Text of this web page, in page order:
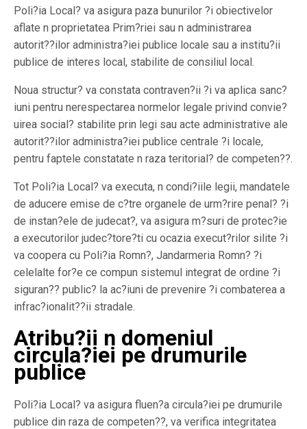
Poli?ia Local? va asigura paza bunurilor ?i obiectivelor
aflate n proprietatea Prim?riei sau n administrarea
autorit??ilor administra?iei publice locale sau a institu?ii
publice de interes local, stabilite de consiliul local.
Noua structur? va constata contraven?ii ?i va aplica sanc?
iuni pentru nerespectarea normelor legale privind convie?
uirea social? stabilite prin legi sau acte administrative ale
autorit??ilor administra?iei publice centrale ?i locale,
pentru faptele constatate n raza teritorial? de competen??.
Tot Poli?ia Local? va executa, n condi?iile legii, mandatele
de aducere emise de c?tre organele de urm?rire penal? ?i
de instan?ele de judecat?, va asigura m?suri de protec?ie
a executorilor judec?tore?ti cu ocazia execut?rilor silite ?i
va coopera cu Poli?ia Romn?, Jandarmeria Romn? ?i
celelalte for?e ce compun sistemul integrat de ordine ?i
siguran?? public? la ac?iuni de prevenire ?i combaterea a
infrac?ionalit??ii stradale.
Atribu?ii n domeniul
circula?iei pe drumurile
publice
Poli?ia Local? va asigura fluen?a circula?iei pe drumurile
publice din raza de competen??, va verifica integritatea